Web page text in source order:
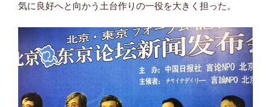
気に良好へと向かう土台作りの一役を大きく担った。